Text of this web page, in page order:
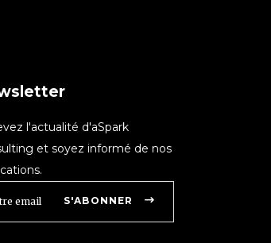
l'actualité d'aSpark
et soyez informé de nos
S'ABONNER